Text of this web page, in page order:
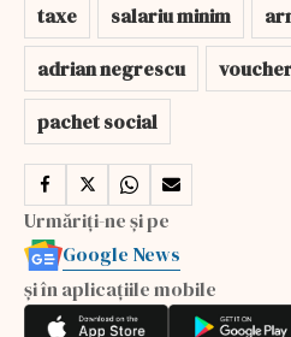
taxe salariu minim
adrian negrescu
pachet social
Urmăriți-ne și pe
Google News
și în aplicațiile mobile